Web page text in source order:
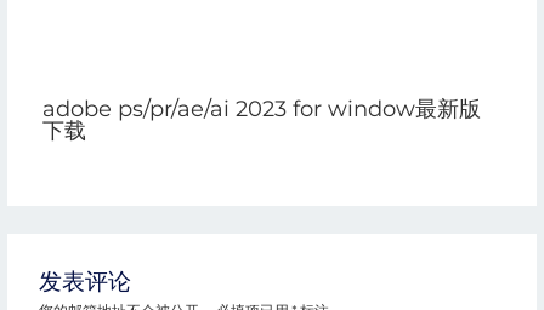
adobe ps/pr/ae/ai 2023 for window最新版
下载
发表评论